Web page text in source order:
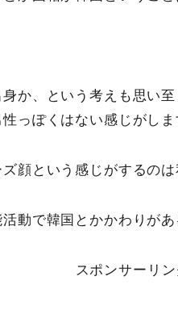
か、という考えも思い
っぽくはない感じがしま
顔という感じがするのは
動で韓国とかかわりが
スポンサーリン